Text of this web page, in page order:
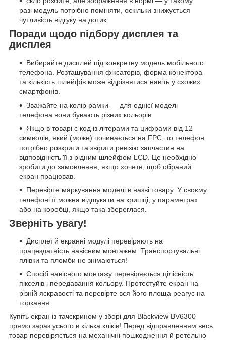
разі модуль потрібно поміняти, оскільки знижується
чутливість відгуку на дотик.
Поради щодо підбору дисплея та
дисплея
Вибирайте дисплей під конкретну модель мобільного
телефона. Розташування фіксаторів, форма конектора
та кількість шлейфів може відрізнятися навіть у схожих
смартфонів.
Зважайте на колір рамки — для однієї моделі
телефона вони бувають різних кольорів.
Якщо в товарі є код із літерами та цифрами від 12
символів, який (може) починається на FPC, то телефон
потрібно розкрити та звірити ревізію запчастин на
відповідність її з рідним шлейфом LCD. Це необхідно
зробити до замовлення, якщо хочете, щоб обраний
екран працював.
Перевірте маркування моделі в назві товару. У своєму
телефоні її можна відшукати на кришці, у параметрах
або на коробці, якщо така збереглася.
Зверніть увагу!
Дисплеї й екранні модулі перевіряють на
працездатність навісним монтажем. Транспортувальні
плівки та пломби не знімаються!
Спосіб навісного монтажу перевіряється цілісність
пікселів і передавання кольору. Протестуйте екран на
різній яскравості та перевірте вся його площа реагує на
торкання.
Купіть екран із тачскрином у зборі для Blackview BV6300
прямо зараз усього в кілька кліків! Перед відправленням весь
товар перевіряється на механічні пошкодження й ретельно